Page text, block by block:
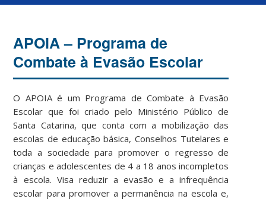
APOIA – Programa de
Combate à Evasão Escolar
O APOIA é um Programa de Combate à Evasão
Escolar que foi criado pelo Ministério Público de
Santa Catarina, que conta com a mobilização das
escolas de educação básica, Conselhos Tutelares e
toda a sociedade para promover o regresso de
crianças e adolescentes de 4 a 18 anos incompletos
à escola. Visa reduzir a evasão e a infrequência
escolar para promover a permanência na escola e,